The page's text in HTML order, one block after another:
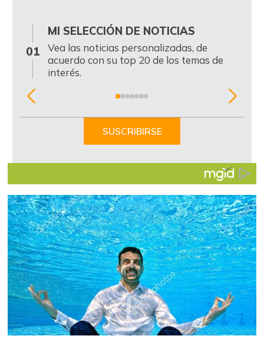
01
MI SELECCIÓN DE NOTICIAS
Vea las noticias personalizadas, de
acuerdo con su top 20 de los temas de
interés.
Item
SUSCRIBIRSE